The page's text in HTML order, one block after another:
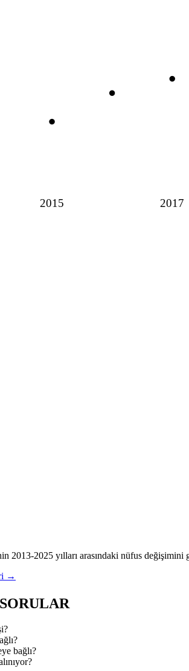
2015 2017
2013-2025 yılları arasındaki nüfus değişimini
→
bağlı?